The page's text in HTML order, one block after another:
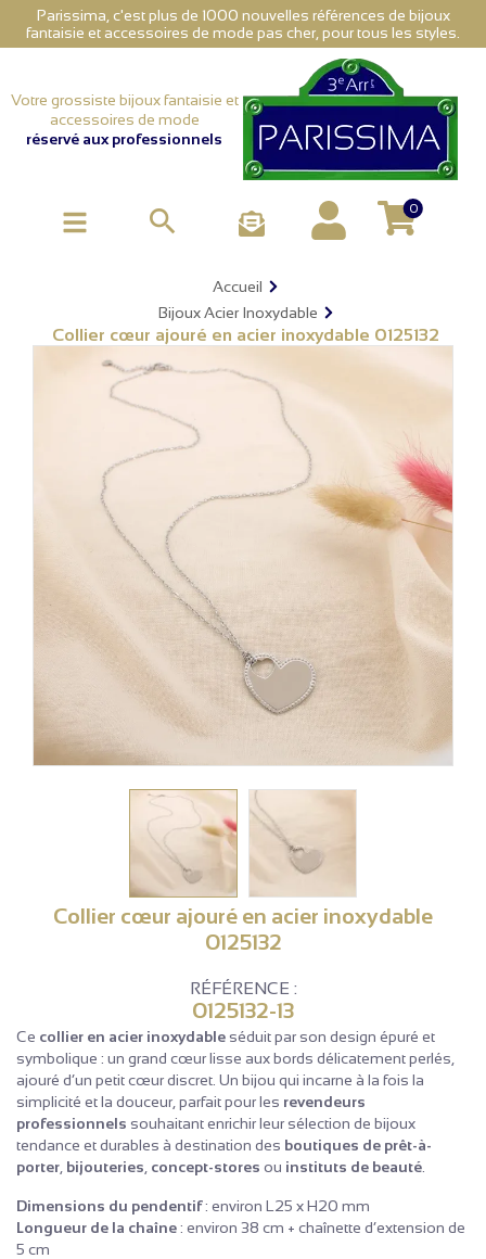
Parissima, c'est plus de 1000 nouvelles références de bijoux
fantaisie et accessoires de mode pas cher, pour tous les styles.
Votre grossiste bijoux fantaisie et
accessoires de mode
réservé aux professionnels
 0
Accueil
Bijoux Acier Inoxydable
Collier cœur ajouré en acier inoxydable 0125132
Collier cœur ajouré en acier inoxydable
0125132
RÉFÉRENCE :
0125132-13
Ce collier en acier inoxydable séduit par son design épuré et
symbolique : un grand cœur lisse aux bords délicatement perlés,
ajouré d’un petit cœur discret. Un bijou qui incarne à la fois la
simplicité et la douceur, parfait pour les revendeurs
professionnels souhaitant enrichir leur sélection de bijoux
tendance et durables à destination des boutiques de prêt-à-
porter bijouteries concept-stores ou instituts de beauté
Dimensions du pendentif: environ L25 x H20 mm
Longueur de la chaîne: environ 38 cm + chaînette d’extension de
5 cm